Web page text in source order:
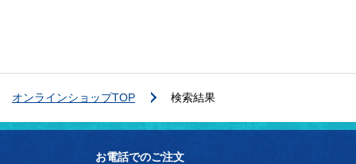
オンラインショップTOP 検索結果
お電話でのご注文